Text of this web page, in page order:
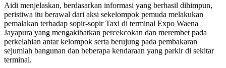
Aidi menjelaskan, berdasarkan informasi yang berhasil dihimpun,
peristiwa itu berawal dari aksi sekelompok pemuda melakukan
pemalakan terhadap sopir-sopir Taxi di terminal Expo Waena
Jayapura yang mengakibatkan percekcokan dan merembet pada
perkelahian antar kelompok serta berujung pada pembakaran
sejumlah bangunan dan beberapa kendaraan yang parkir di sekitar
terminal.